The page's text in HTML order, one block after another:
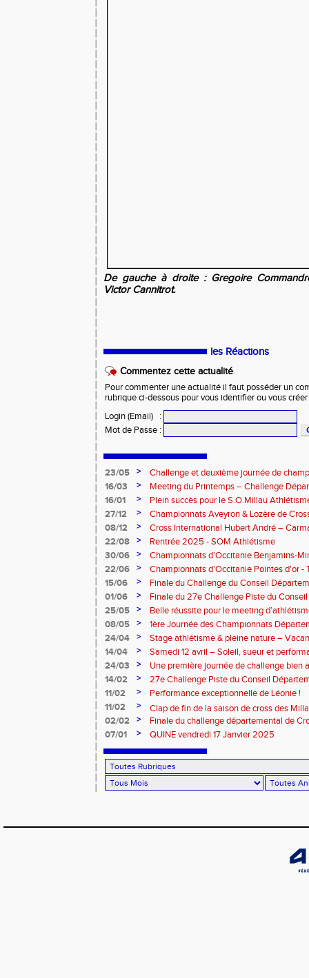
De gauche à droite : Gregoire
Victor Cannitrot.
les Réactions
Commentez cette actualité
Pour commenter une actualité il faut posséder un
rubrique ci-dessous pour vous identifier ou vous
Login (Email)
:
Mot de Passe :
23/05 >
Challenge et deuxième journée de
l’Aveyron
16/03 >
Meeting du Printemps – Challenge
Samedi 28 mars 2026
16/01 >
Plein succès pour le S.O.Millau
départementaux de cross-country
27/12 >
Championnats Aveyron & Lozère de
08/12
>
Cross International Hubert André –
22/08
>
Rentrée 2025 - SOM Athlétisme
30/06
>
Championnats d'Occitanie Benjamins-
2025 – Albi
22/06 >
Championnats d'Occitanie Pointes d'or -
juin 2025
15/06 >
Finale du Challenge du Conseil
01/06
>
Finale du 27e Challenge Piste du
l'Aveyron
25/05 >
Belle réussite pour le meeting
08/05
>
1ère Journée des Championnats
24/04
>
Stage athlétisme & pleine nature –
14/04
>
Samedi 12 avril – Soleil, sueur et
Rouergue pour la 2eme journée du
24/03 >
Une première journée de challenge bien
14/02
>
27e Challenge Piste du Conseil
11/02
>
Performance exceptionnelle de Léonie !
11/02
>
Clap de fin de la saison de cross des
02/02
>
Finale du challenge départemental de
07/01
> QUINE vendredi 17 Janvier 2025